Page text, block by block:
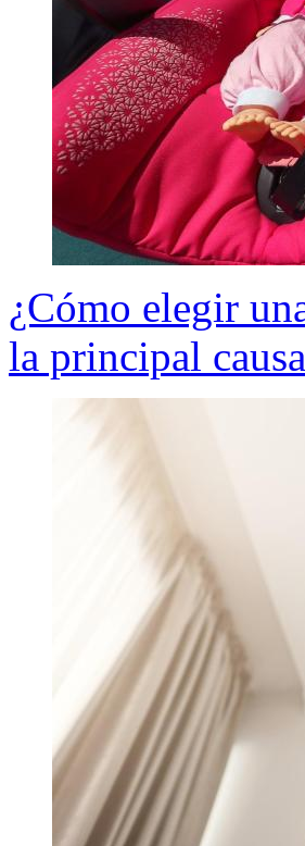
¿Cómo elegir
la principal